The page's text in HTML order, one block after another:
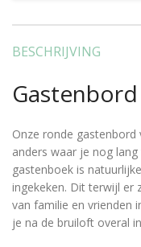
BESCHRIJVING
Onze ronde gastenbord
anders waar je nog
gastenboek is
ingekeken. Dit terwijl er
van familie en vrienden
je na de bruiloft overal